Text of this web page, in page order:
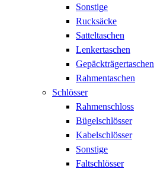
Sonstige
Rucksäcke
Satteltaschen
Lenkertaschen
Gepäckträgertaschen
Rahmentaschen
Schlösser
Rahmenschloss
Bügelschlösser
Kabelschlösser
Sonstige
Faltschlösser